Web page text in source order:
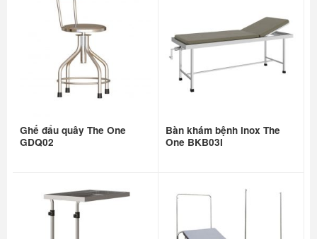
Ghế đẩu quây The One
GDQ02
Bàn khám bệnh inox The
One BKB03I